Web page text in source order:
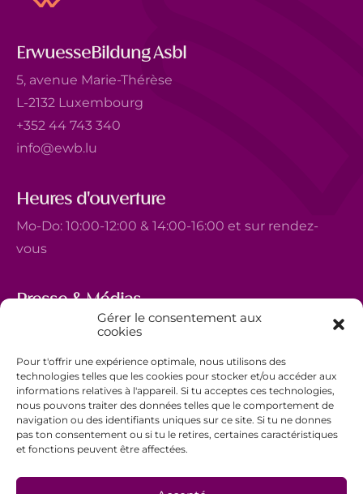
Gérer le consentement aux
cookies
Pour t'offrir une expérience optimale, nous utilisons des
technologies telles que les cookies pour stocker et/ou accéder aux
informations relatives à l'appareil. Si tu acceptes ces technologies,
nous pouvons traiter des données telles que le comportement de
navigation ou des identifiants uniques sur ce site. Si tu ne donnes
pas ton consentement ou si tu le retires, certaines caractéristiques
et fonctions peuvent être affectées.
ErwuesseBildung Asbl
5, avenue Marie-Thérèse
L-2132 Luxembourg
+352 44 743 340
info@ewb.lu
Heures d'ouverture
Mo-Do: 10:00-12:00 & 14:00-16:00 et sur rendez-
vous
Presse & Médias
5, avenue Marie-Thérèse
+352 44 743 340
comm@ewb.lu
Faire un don